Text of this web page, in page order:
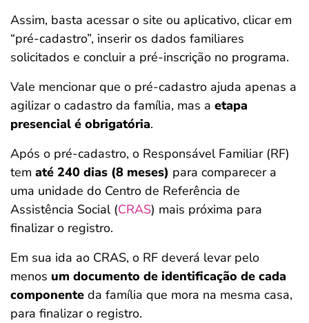
Assim, basta acessar o site ou aplicativo, clicar em
“pré-cadastro”, inserir os dados familiares
solicitados e concluir a pré-inscrição no programa.
Vale mencionar que o pré-cadastro ajuda apenas a
agilizar o cadastro da família, mas a etapa
presencial é obrigatória.
Após o pré-cadastro, o Responsável Familiar (RF)
tem até 240 dias (8 meses) para comparecer a
uma unidade do Centro de Referência de
Assistência Social (CRAS) mais próxima para
finalizar o registro.
Em sua ida ao CRAS, o RF deverá levar pelo
menos um documento de identificação de cada
componente da família que mora na mesma casa,
para finalizar o registro.